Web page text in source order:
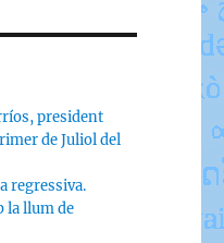
president
de Juliol del
regressiva.
la llum de